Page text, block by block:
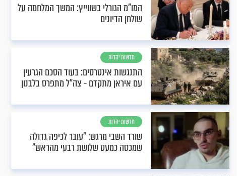
המו"מ הגורלי בשווייץ: המשך המלחמה על
שולחן הדיונים
חדשות יהדות
התנגשות אינטרסים: בעוד הסכם הגרעין
עם איראן מתקדם - צה"ל מתפרס בלבנון
חדשות יהדות
שורד השבי מרגש: "עובר לכיפה גדולה
שמכסה כמעט שלושת רבעי מהראש"